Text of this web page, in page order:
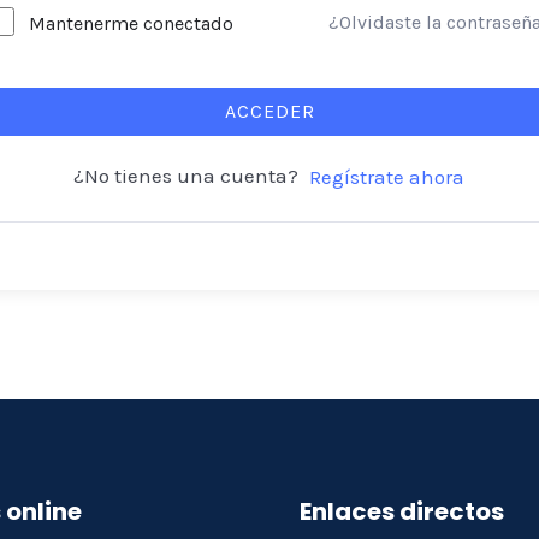
Mantenerme conectado ¿Olvidaste la
ACCEDER
¿No tienes una cuenta? Regístrate ahora
online Enlaces directos